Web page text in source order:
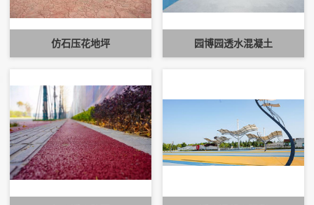
仿石压花地坪 园博园透水混凝土